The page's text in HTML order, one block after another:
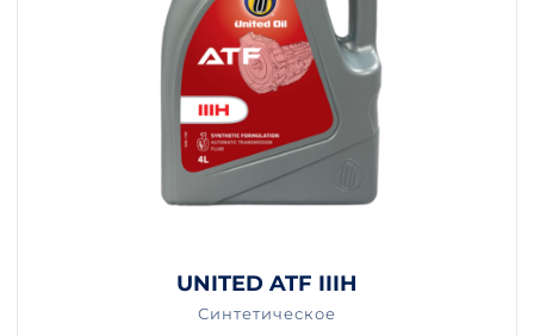
UNITED ATF IIIH
Синтетическое